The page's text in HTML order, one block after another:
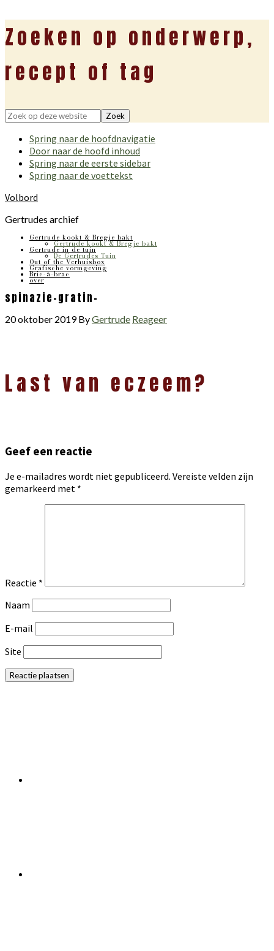
Zoeken op onderwerp,
recept of tag
Zoek
deze
website
Spring naar de hoofdnavigatie
Door naar de hoofd inhoud
Spring naar de eerste sidebar
Spring naar de voettekst
Volbord
Gertrudes archief
Gertrude kookt & Bregje bakt
Gertrude kookt & Bregje bakt
Gertrude in de tuin
De Gertrudes Tuin
Out of the Verhuisbox
Grafische vormgeving
Bric-à-brac
over
spinazie-gratin-
20 oktober 2019ByGertrude Reageer
Interacties
Last van eczeem?
Geef een reactie
Je e-mailadres wordt niet gepubliceerd. Vereiste velden zijn
gemarkeerd met *
Reactie *
Naam
E-mail
Site